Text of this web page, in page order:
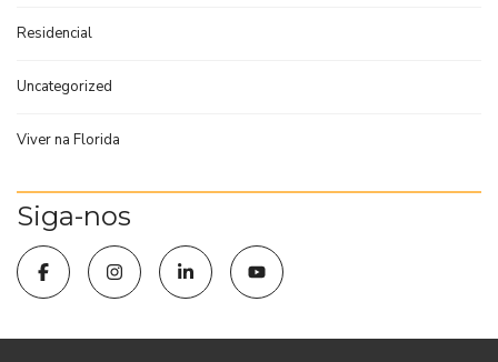
Residencial
Uncategorized
Viver na Florida
Siga-nos